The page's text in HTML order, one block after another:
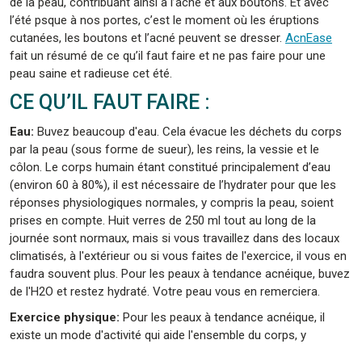
l’été psque à nos portes, c’est le moment où les éruptions
cutanées, les boutons et l’acné peuvent se dresser. AcnEase
fait un résumé de ce qu’il faut faire et ne pas faire pour une
peau saine et radieuse cet été.
CE QU’IL FAUT FAIRE :
Eau: Buvez beaucoup d'eau. Cela évacue les déchets du corps
par la peau (sous forme de sueur), les reins, la vessie et le
côlon. Le corps humain étant constitué principalement d’eau
(environ 60 à 80%), il est nécessaire de l’hydrater pour que les
réponses physiologiques normales, y compris la peau, soient
prises en compte. Huit verres de 250 ml tout au long de la
journée sont normaux, mais si vous travaillez dans des locaux
climatisés, à l'extérieur ou si vous faites de l'exercice, il vous en
faudra souvent plus. Pour les peaux à tendance acnéique, buvez
de l'H2O et restez hydraté. Votre peau vous en remerciera.
Exercice physique: Pour les peaux à tendance acnéique, il
existe un mode d'activité qui aide l'ensemble du corps, y